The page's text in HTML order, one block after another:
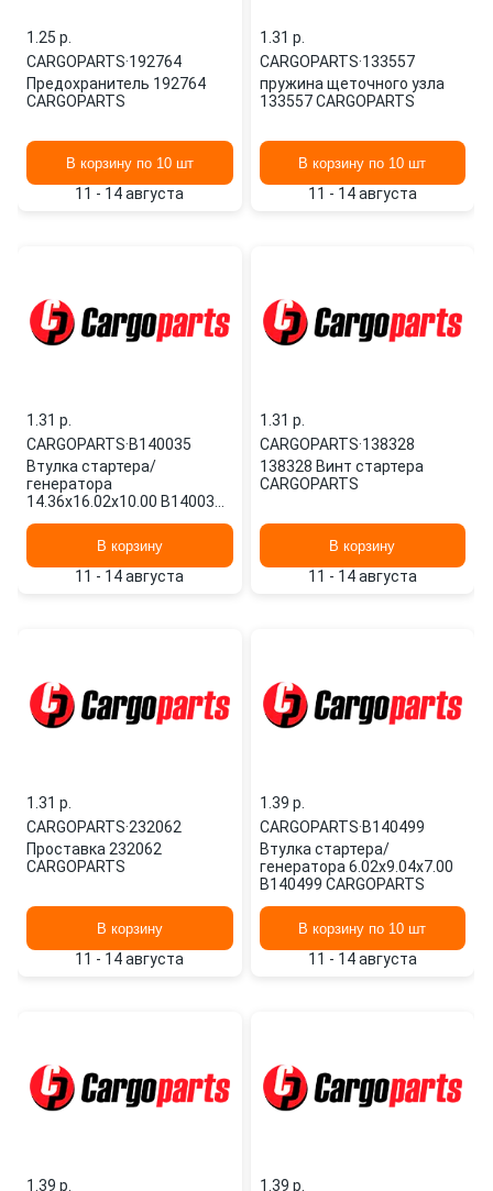
1.25 p.
CARGOPARTS·192764
Предохранитель 192764
CARGOPARTS
В корзину по 10 шт
11 - 14 августа
1.31 p.
CARGOPARTS·133557
пружина щеточного узла
133557 CARGOPARTS
В корзину по 10 шт
11 - 14 августа
1.31 p.
CARGOPARTS·B140035
Втулка стартера/
генератора
14.36x16.02x10.00 B140035
В корзину
11 - 14 августа
1.31 p.
CARGOPARTS·138328
138328 Винт стартера
CARGOPARTS
В корзину
11 - 14 августа
1.31 p.
CARGOPARTS·232062
Проставка 232062
CARGOPARTS
В корзину
11 - 14 августа
1.39 p.
CARGOPARTS·B140499
Втулка стартера/
генератора 6.02x9.04x7.00
B140499 CARGOPARTS
В корзину по 10 шт
11 - 14 августа
1.39 p. 1.39 p.